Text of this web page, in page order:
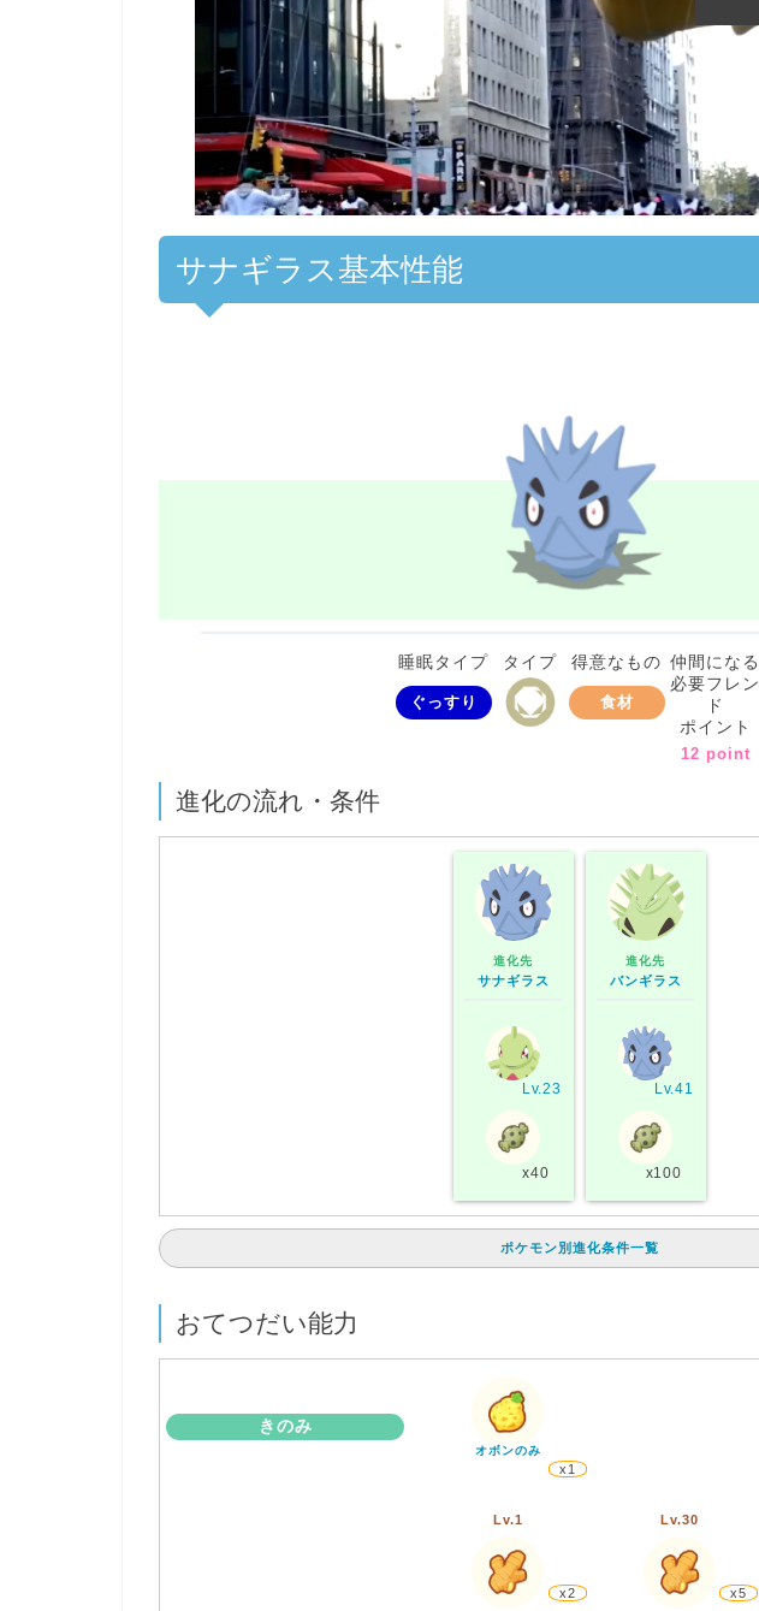
サナギラス基本性能
睡眠タイプ
ぐっすり
タイプ 得意なもの
食材
仲間になる
必要フレン
ド
ポイント
12 point
進化の流れ・条件
進化先
サナギラス
Lv.23
x40
進化先
バンギラス
Lv.41
x100
ポケモン別進化条件一覧
おてつだい能力
きのみ
オボンのみ
x1
Lv.1
x2
Lv.30
x5